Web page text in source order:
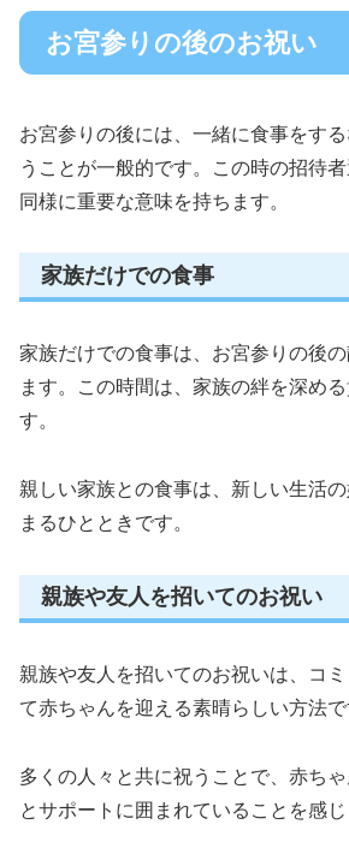
お宮参りの後のお祝い
お宮参りの後には、一緒に食事をす
うことが一般的です。この時の招待
同様に重要な意味を持ちます。
家族だけでの食事
家族だけでの食事は、お宮参りの後
ます。この時間は、家族の絆を深め
す。
親しい家族との食事は、新しい生活
まるひとときです。
親族や友人を招いてのお祝い
親族や友人を招いてのお祝いは、コ
て赤ちゃんを迎える素晴らしい方法で
多くの人々と共に祝うことで、赤ち
とサポートに囲まれていることを感じ